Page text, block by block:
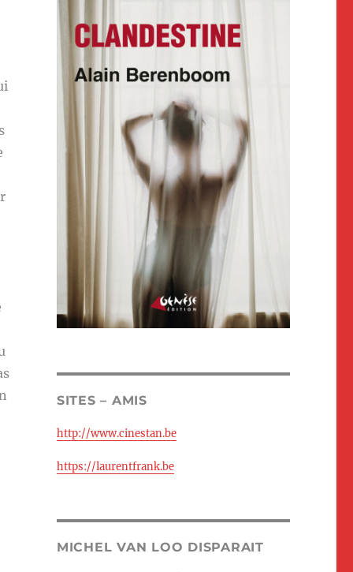
SITES – AMIS
http://www.cinestan.be
https://laurentfrank.be
MICHEL VAN LOO DISPARAIT